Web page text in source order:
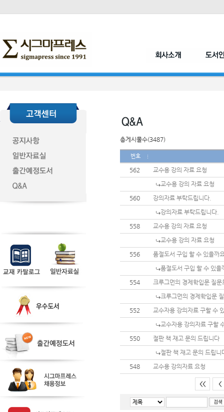
총게시물수(3487)
번호
562
교수용 강의 자료 요청
교수용 강의 자료 요청
560
강의자료 부탁드립니다.
강의자료 부탁드립니다.
558
교수용 강의 자료 요청
교수용 강의 자료 요청
556
품절도서 구입 할 수 있을까
품절도서 구입 할 수 있을
554
크루그먼의 경제학입문 질문
크루그먼의 경제학입문
552
교수자용 강의자료 구할 수
교수자용 강의자료 구할
550
절판 책 재고 문의 드립니다
절판 책 재고 문의 드립니
548
교수용 강의자료 요청
<< <